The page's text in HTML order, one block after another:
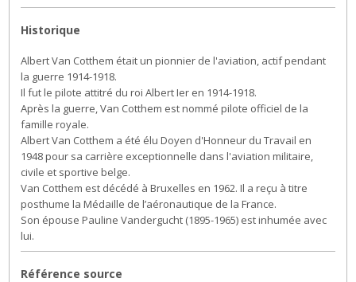
Historique
Albert Van Cotthem était un pionnier de l'aviation, actif pendant
la guerre 1914-1918.
Il fut le pilote attitré du roi Albert Ier en 1914-1918.
Après la guerre, Van Cotthem est nommé pilote officiel de la
famille royale.
Albert Van Cotthem a été élu Doyen d'Honneur du Travail en
1948 pour sa carrière exceptionnelle dans l'aviation militaire,
civile et sportive belge.
Van Cotthem est décédé à Bruxelles en 1962. Il a reçu à titre
posthume la Médaille de l’aéronautique de la France.
Son épouse Pauline Vandergucht (1895-1965) est inhumée avec
lui.
Référence source